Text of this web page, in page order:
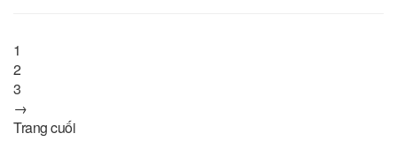
1
2
3
→
Trang cuối